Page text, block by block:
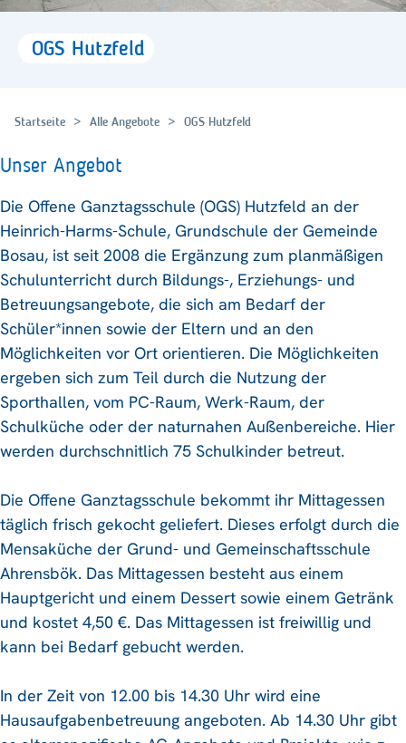
OGS Hutzfeld
Startseite Alle Angebote OGS Hutzfeld
Unser Angebot
Die Offene Ganztagsschule (OGS) Hutzfeld an der
Heinrich-Harms-Schule, Grundschule der Gemeinde
Bosau, ist seit 2008 die Ergänzung zum planmäßigen
Schulunterricht durch Bildungs-, Erziehungs- und
Betreuungsangebote, die sich am Bedarf der
Schüler*innen sowie der Eltern und an den
Möglichkeiten vor Ort orientieren. Die Möglichkeiten
ergeben sich zum Teil durch die Nutzung der
Sporthallen, vom PC-Raum, Werk-Raum, der
Schulküche oder der naturnahen Außenbereiche. Hier
werden durchschnitlich 75 Schulkinder betreut.
Die Offene Ganztagsschule bekommt ihr Mittagessen
täglich frisch gekocht geliefert. Dieses erfolgt durch die
Mensaküche der Grund- und Gemeinschaftsschule
Ahrensbök. Das Mittagessen besteht aus einem
Hauptgericht und einem Dessert sowie einem Getränk
und kostet 4,50 €. Das Mittagessen ist freiwillig und
kann bei Bedarf gebucht werden.
In der Zeit von 12.00 bis 14.30 Uhr wird eine
Hausaufgabenbetreuung angeboten. Ab 14.30 Uhr gibt